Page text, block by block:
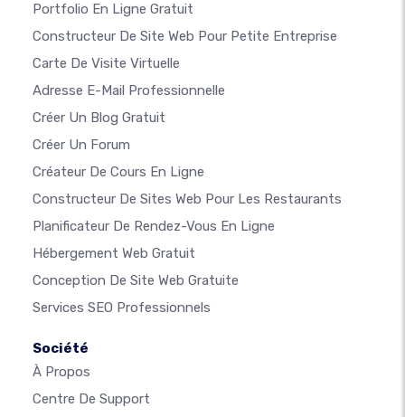
Portfolio En Ligne Gratuit
Constructeur De Site Web Pour Petite Entreprise
Carte De Visite Virtuelle
Adresse E-Mail Professionnelle
Créer Un Blog Gratuit
Créer Un Forum
Créateur De Cours En Ligne
Constructeur De Sites Web Pour Les Restaurants
Planificateur De Rendez-Vous En Ligne
Hébergement Web Gratuit
Conception De Site Web Gratuite
Services SEO Professionnels
Société
À Propos
Centre De Support